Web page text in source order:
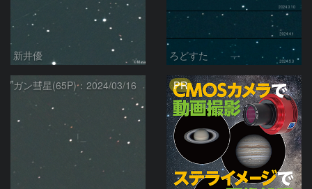
新井優 ろどすた
ガン彗星(65P)：2024/03/16 PR